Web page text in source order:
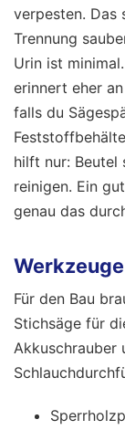
verpesten. Das
Trennung
Urin ist
erinnert eher
falls du
hilft nur: Beutel
reinigen. Ein
genau das
Für den Bau
Stichsäge für
Akkuschrauber